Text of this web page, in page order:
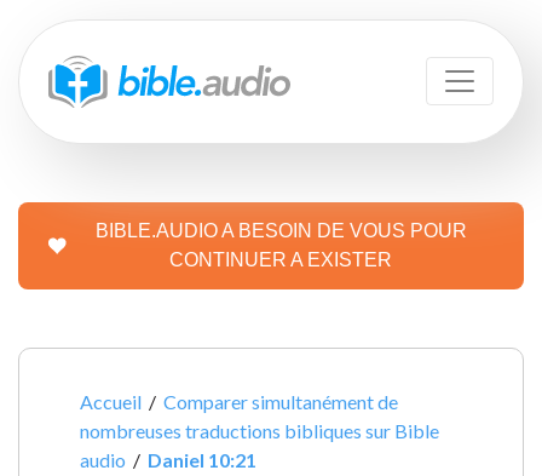
BIBLE.AUDIO A BESOIN DE VOUS POUR
CONTINUER A EXISTER
Accueil /Comparer simultanément de
nombreuses traductions bibliques sur Bible
audio / Daniel 10:21